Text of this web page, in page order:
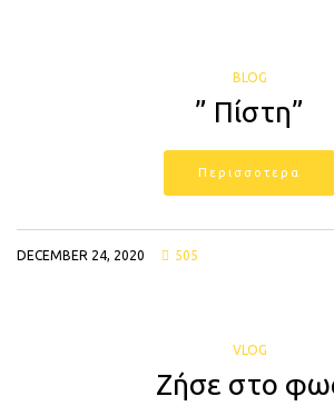
BLOG
” Πίστη”
Περισσοτερα
DECEMBER 24, 2020 505
VLOG
Ζήσε στο